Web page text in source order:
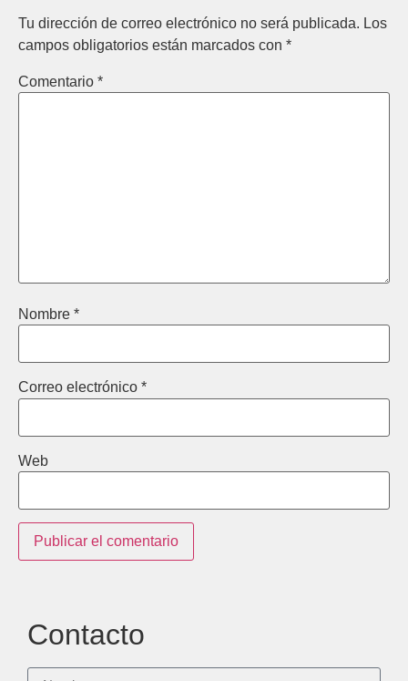
Tu dirección de correo electrónico no será publicada. Los
campos obligatorios están marcados con *
Comentario *
Nombre *
Correo electrónico *
Web
Contacto